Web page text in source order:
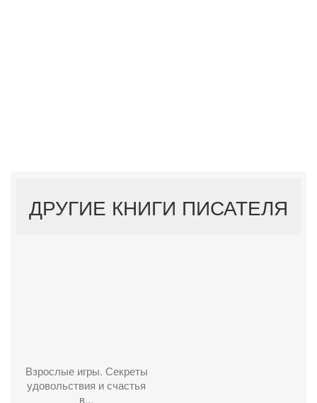
ДРУГИЕ КНИГИ ПИСАТЕЛЯ
Взрослые игры. Секреты
удовольствия и счастья
в...